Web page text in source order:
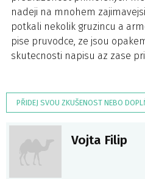
nadeji na mnohem
potkali nekolik gruzincu a
pise pruvodce, ze jsou
skutecnosti napisu az zase
PŘIDEJ SVOU ZKUŠENOST NEBO
Vojta Filip